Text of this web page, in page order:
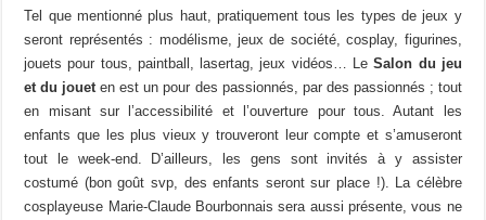
Tel que mentionné plus haut, pratiquement tous les types de jeux y
seront représentés : modélisme, jeux de société, cosplay, figurines,
jouets pour tous, paintball, lasertag, jeux vidéos… LeSalon du jeu
et du jouet en est un pour des passionnés, par des passionnés ; tout
en misant sur l’accessibilité et l’ouverture pour tous. Autant les
enfants que les plus vieux y trouveront leur compte et s’amuseront
tout le week-end. D’ailleurs, les gens sont invités à y assister
costumé (bon goût svp, des enfants seront sur place !). La célèbre
cosplayeuse Marie-Claude Bourbonnais sera aussi présente, vous ne